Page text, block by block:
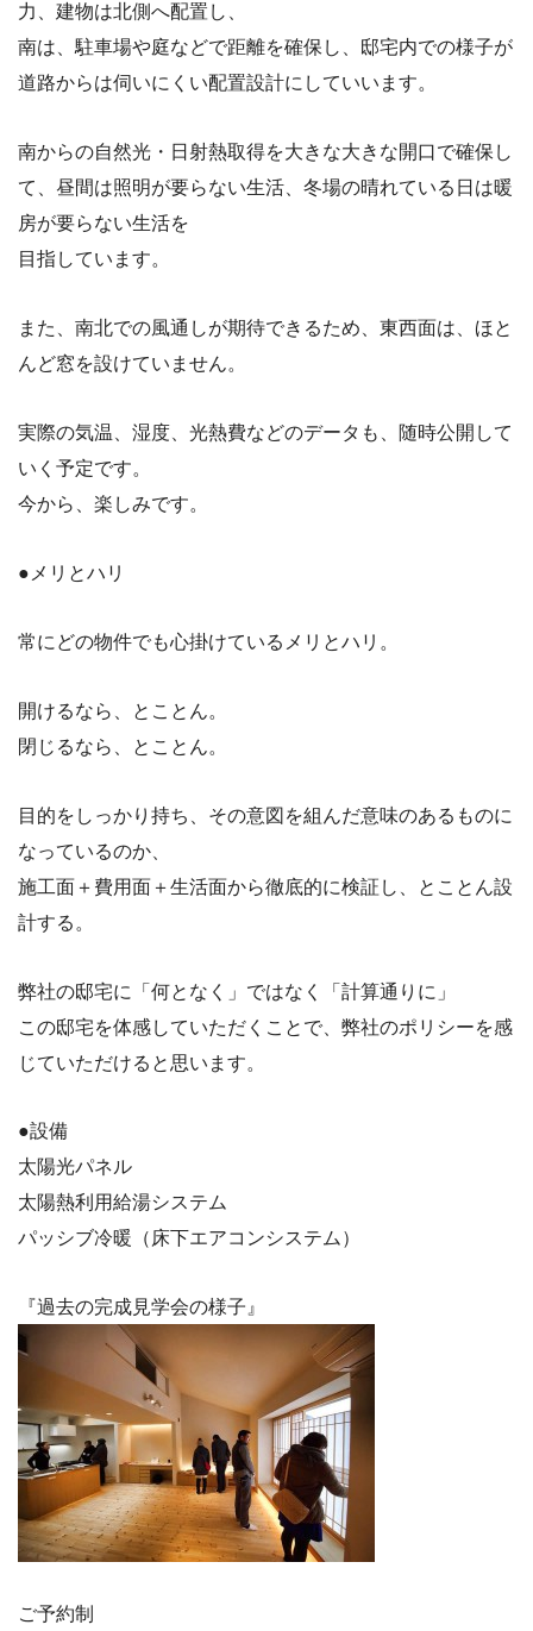
力、建物は北側へ配置し、
南は、駐車場や庭などで距離を確保し、邸宅内での様子が
道路からは伺いにくい配置設計にしていいます。
南からの自然光・日射熱取得を大きな大きな開口で確保し
て、昼間は照明が要らない生活、冬場の晴れている日は暖
房が要らない生活を
目指しています。
また、南北での風通しが期待できるため、東西面は、ほと
んど窓を設けていません。
実際の気温、湿度、光熱費などのデータも、随時公開して
いく予定です。
今から、楽しみです。
●メリとハリ
常にどの物件でも心掛けているメリとハリ。
開けるなら、とことん。
閉じるなら、とことん。
目的をしっかり持ち、その意図を組んだ意味のあるものに
なっているのか、
施工面＋費用面＋生活面から徹底的に検証し、とことん設
計する。
弊社の邸宅に「何となく」ではなく「計算通りに」
この邸宅を体感していただくことで、弊社のポリシーを感
じていただけると思います。
●設備
太陽光パネル
太陽熱利用給湯システム
パッシブ冷暖（床下エアコンシステム）
『過去の完成見学会の様子』
ご予約制